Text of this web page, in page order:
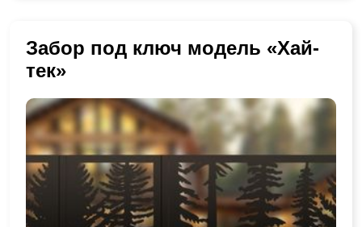
Забор под ключ модель «Хай-
тек»